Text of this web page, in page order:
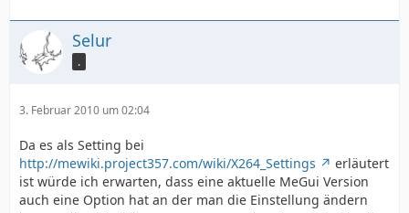
Selur
.
3. Februar 2010 um 02:04
Da es als Setting bei
http://mewiki.project357.com/wiki/X264_Settings
erläutert
ist würde ich erwarten, dass eine aktuelle MeGui Version
auch eine Option hat an der man die Einstellung ändern